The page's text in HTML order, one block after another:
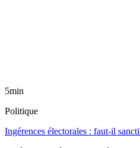
5min
Politique
Ingérences électorales : faut-il